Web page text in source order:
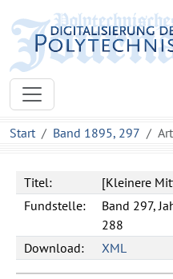
Start Band 1895, 297
Titel:
[Kleinere
Fundstelle:
Band 297,
288
Download:
XML